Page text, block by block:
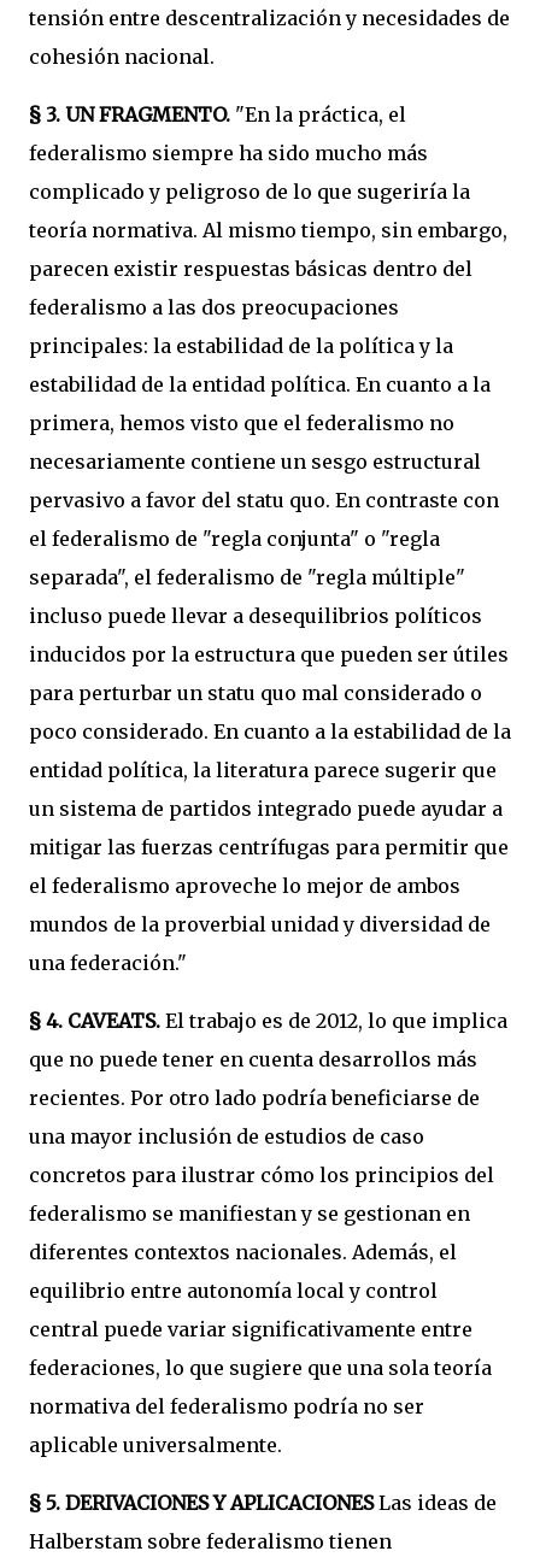
tensión entre descentralización y necesidades de
cohesión nacional.
§ 3. UN FRAGMENTO. "En la práctica, el
federalismo siempre ha sido mucho más
complicado y peligroso de lo que sugeriría la
teoría normativa. Al mismo tiempo, sin embargo,
parecen existir respuestas básicas dentro del
federalismo a las dos preocupaciones
principales: la estabilidad de la política y la
estabilidad de la entidad política. En cuanto a la
primera, hemos visto que el federalismo no
necesariamente contiene un sesgo estructural
pervasivo a favor del statu quo. En contraste con
el federalismo de "regla conjunta" o "regla
separada", el federalismo de "regla múltiple"
incluso puede llevar a desequilibrios políticos
inducidos por la estructura que pueden ser útiles
para perturbar un statu quo mal considerado o
poco considerado. En cuanto a la estabilidad de la
entidad política, la literatura parece sugerir que
un sistema de partidos integrado puede ayudar a
mitigar las fuerzas centrífugas para permitir que
el federalismo aproveche lo mejor de ambos
mundos de la proverbial unidad y diversidad de
una federación."
§ 4. CAVEATS. El trabajo es de 2012, lo que implica
que no puede tener en cuenta desarrollos más
recientes. Por otro lado podría beneficiarse de
una mayor inclusión de estudios de caso
concretos para ilustrar cómo los principios del
federalismo se manifiestan y se gestionan en
diferentes contextos nacionales. Además, el
equilibrio entre autonomía local y control
central puede variar significativamente entre
federaciones, lo que sugiere que una sola teoría
normativa del federalismo podría no ser
aplicable universalmente.
§ 5. DERIVACIONES Y APLICACIONESLas ideas de
Halberstam sobre federalismo tienen